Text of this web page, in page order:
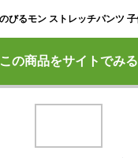
この商品をサイトでみる